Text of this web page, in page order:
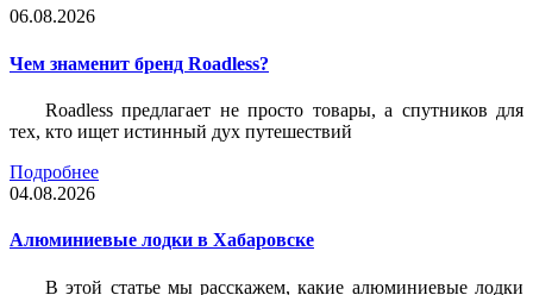
06.08.2026
Чем знаменит бренд Roadless?
Roadless предлагает не просто товары, а спутников для
тех, кто ищет истинный дух путешествий
Подробнее
04.08.2026
Алюминиевые лодки в Хабаровске
В этой статье мы расскажем, какие алюминиевые лодки